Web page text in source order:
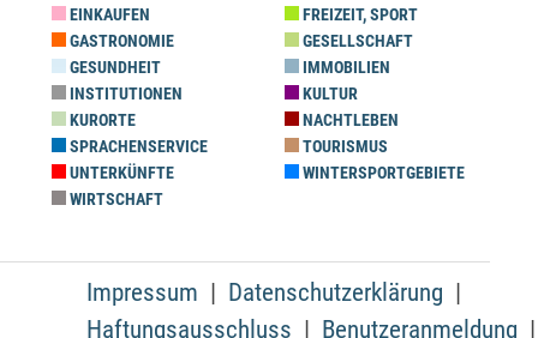
EINKAUFEN
FREIZEIT, SPORT
GASTRONOMIE
GESELLSCHAFT
GESUNDHEIT
IMMOBILIEN
INSTITUTIONEN
KULTUR
KURORTE
NACHTLEBEN
SPRACHENSERVICE
TOURISMUS
UNTERKÜNFTE
WINTERSPORTGEBIETE
WIRTSCHAFT
Impressum
Datenschutzerklärung
Haftungsausschluss
Benutzeranmeldung